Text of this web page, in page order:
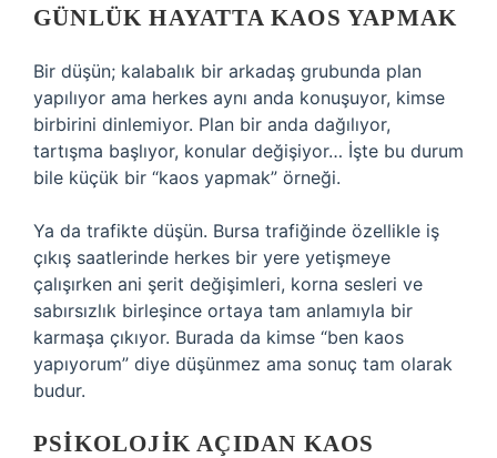
GÜNLÜK HAYATTA KAOS YAPMAK
Bir düşün; kalabalık bir arkadaş grubunda plan
yapılıyor ama herkes aynı anda konuşuyor, kimse
birbirini dinlemiyor. Plan bir anda dağılıyor,
tartışma başlıyor, konular değişiyor… İşte bu durum
bile küçük bir “kaos yapmak” örneği.
Ya da trafikte düşün. Bursa trafiğinde özellikle iş
çıkış saatlerinde herkes bir yere yetişmeye
çalışırken ani şerit değişimleri, korna sesleri ve
sabırsızlık birleşince ortaya tam anlamıyla bir
karmaşa çıkıyor. Burada da kimse “ben kaos
yapıyorum” diye düşünmez ama sonuç tam olarak
budur.
PSIKOLOJIK AÇIDAN KAOS